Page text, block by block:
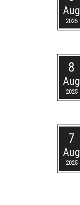
Aug
2025
8
Aug
2025
7
Aug
2025